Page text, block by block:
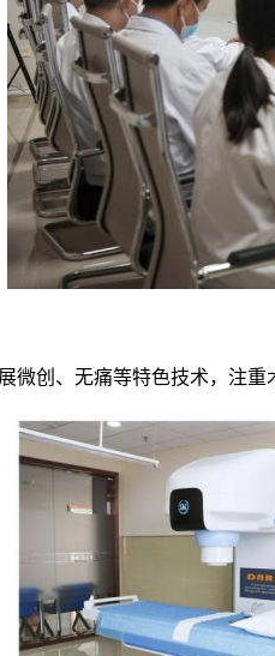
微创、无痛等特色技术，注